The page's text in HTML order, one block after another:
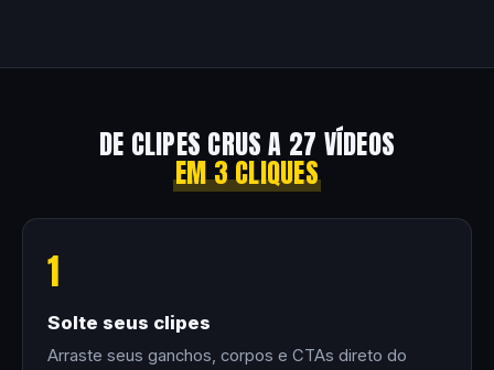
DE CLIPES CRUS A 27 VÍDEOS
EM 3 CLIQUES
1
Solte seus clipes
Arraste seus ganchos, corpos e CTAs direto do